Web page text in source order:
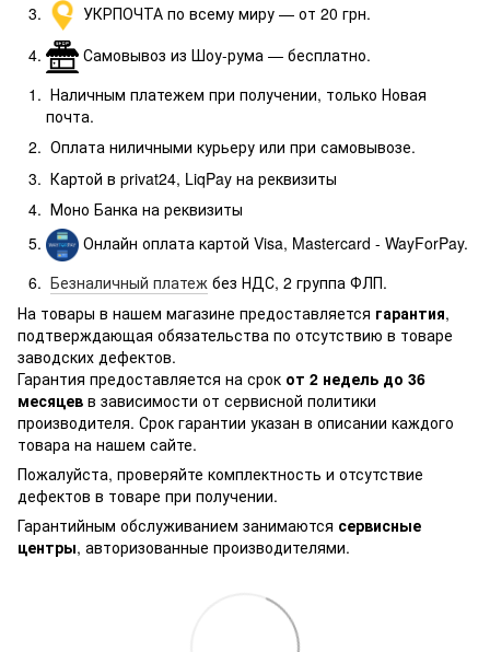
УКРПОЧТА по всему миру — от 20 грн.
Самовывоз из Шоу-рума — бесплатно.
Наличным платежем при получении, только Новая
почта.
Оплата ниличными курьеру или при самовывозе.
Картой в privat24, LiqPay на реквизиты
Моно Банка на реквизиты
Онлайн оплата картой Visa, Mastercard - WayForPay.
Безналичный платеж без НДС, 2 группа ФЛП.
На товары в нашем магазине предоставляется гарантия,
подтверждающая обязательства по отсутствию в товаре
заводских дефектов.
Гарантия предоставляется на срок от 2 недель до 36
месяцев в зависимости от сервисной политики
производителя. Срок гарантии указан в описании каждого
товара на нашем сайте.
Пожалуйста, проверяйте комплектность и отсутствие
дефектов в товаре при получении.
Гарантийным обслуживанием занимаются сервисные
центры, авторизованные производителями.